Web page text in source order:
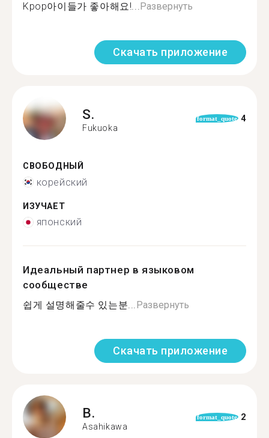
Kpop아이들가 좋아해요!...Развернуть
Скачать приложение
S.
Fukuoka
format_quote 4
СВОБОДНЫЙ
корейский
ИЗУЧАЕТ
японский
Идеальный партнер в языковом
сообществе
쉽게 설명해줄수 있는분...Развернуть
Скачать приложение
B.
Asahikawa
format_quote 2